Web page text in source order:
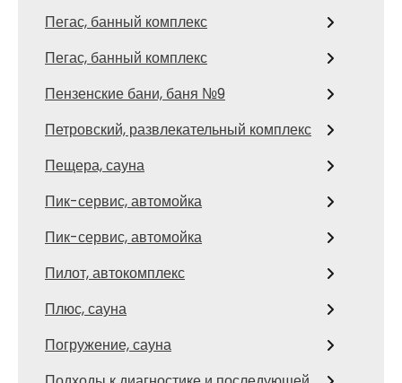
Пегас, банный комплекс
Пегас, банный комплекс
Пензенские бани, баня №9
Петровский, развлекательный комплекс
Пещера, сауна
Пик-сервис, автомойка
Пик-сервис, автомойка
Пилот, автокомплекс
Плюс, сауна
Погружение, сауна